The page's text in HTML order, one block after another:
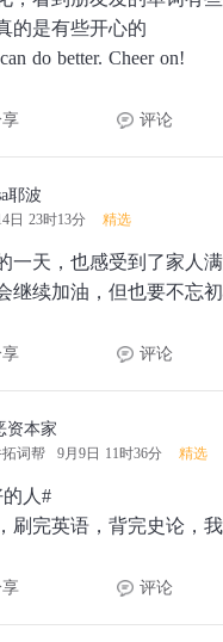
的是有些开心的
do better. Cheer on!
评论
耶波
日 23时13分 精选
一天，也感受到了家人
继续加油，但也要不忘
评论
资本家
词帮 9月9日 11时36分 精选
人#
刷完英语，背完史论，我
评论